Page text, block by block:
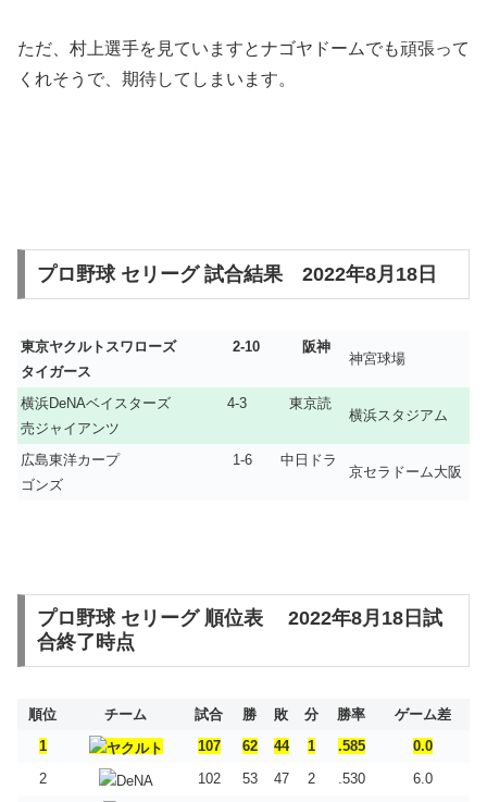
ただ、村上選手を見ていますとナゴヤドームでも頑張って
くれそうで、期待してしまいます。
プロ野球 セリーグ 試合結果 2022年8月18日
東京ヤクルトスワローズ 2-10 阪神
タイガース
神宮球場
横浜DeNAベイスターズ 4-3 東京読
売ジャイアンツ
横浜スタジアム
広島東洋カープ 1-6 中日ドラ
ゴンズ
京セラドーム大阪
プロ野球 セリーグ 順位表 2022年8月18日試
合終了時点
順位 チーム 試合 勝 敗 分 勝率
ゲーム差
1
107 62 44 1 .585
0.0
2
102 53 47 2 .530
6.0